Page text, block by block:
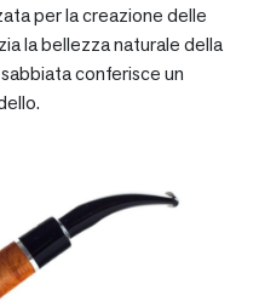
per la creazione delle
la bellezza naturale della
conferisce un